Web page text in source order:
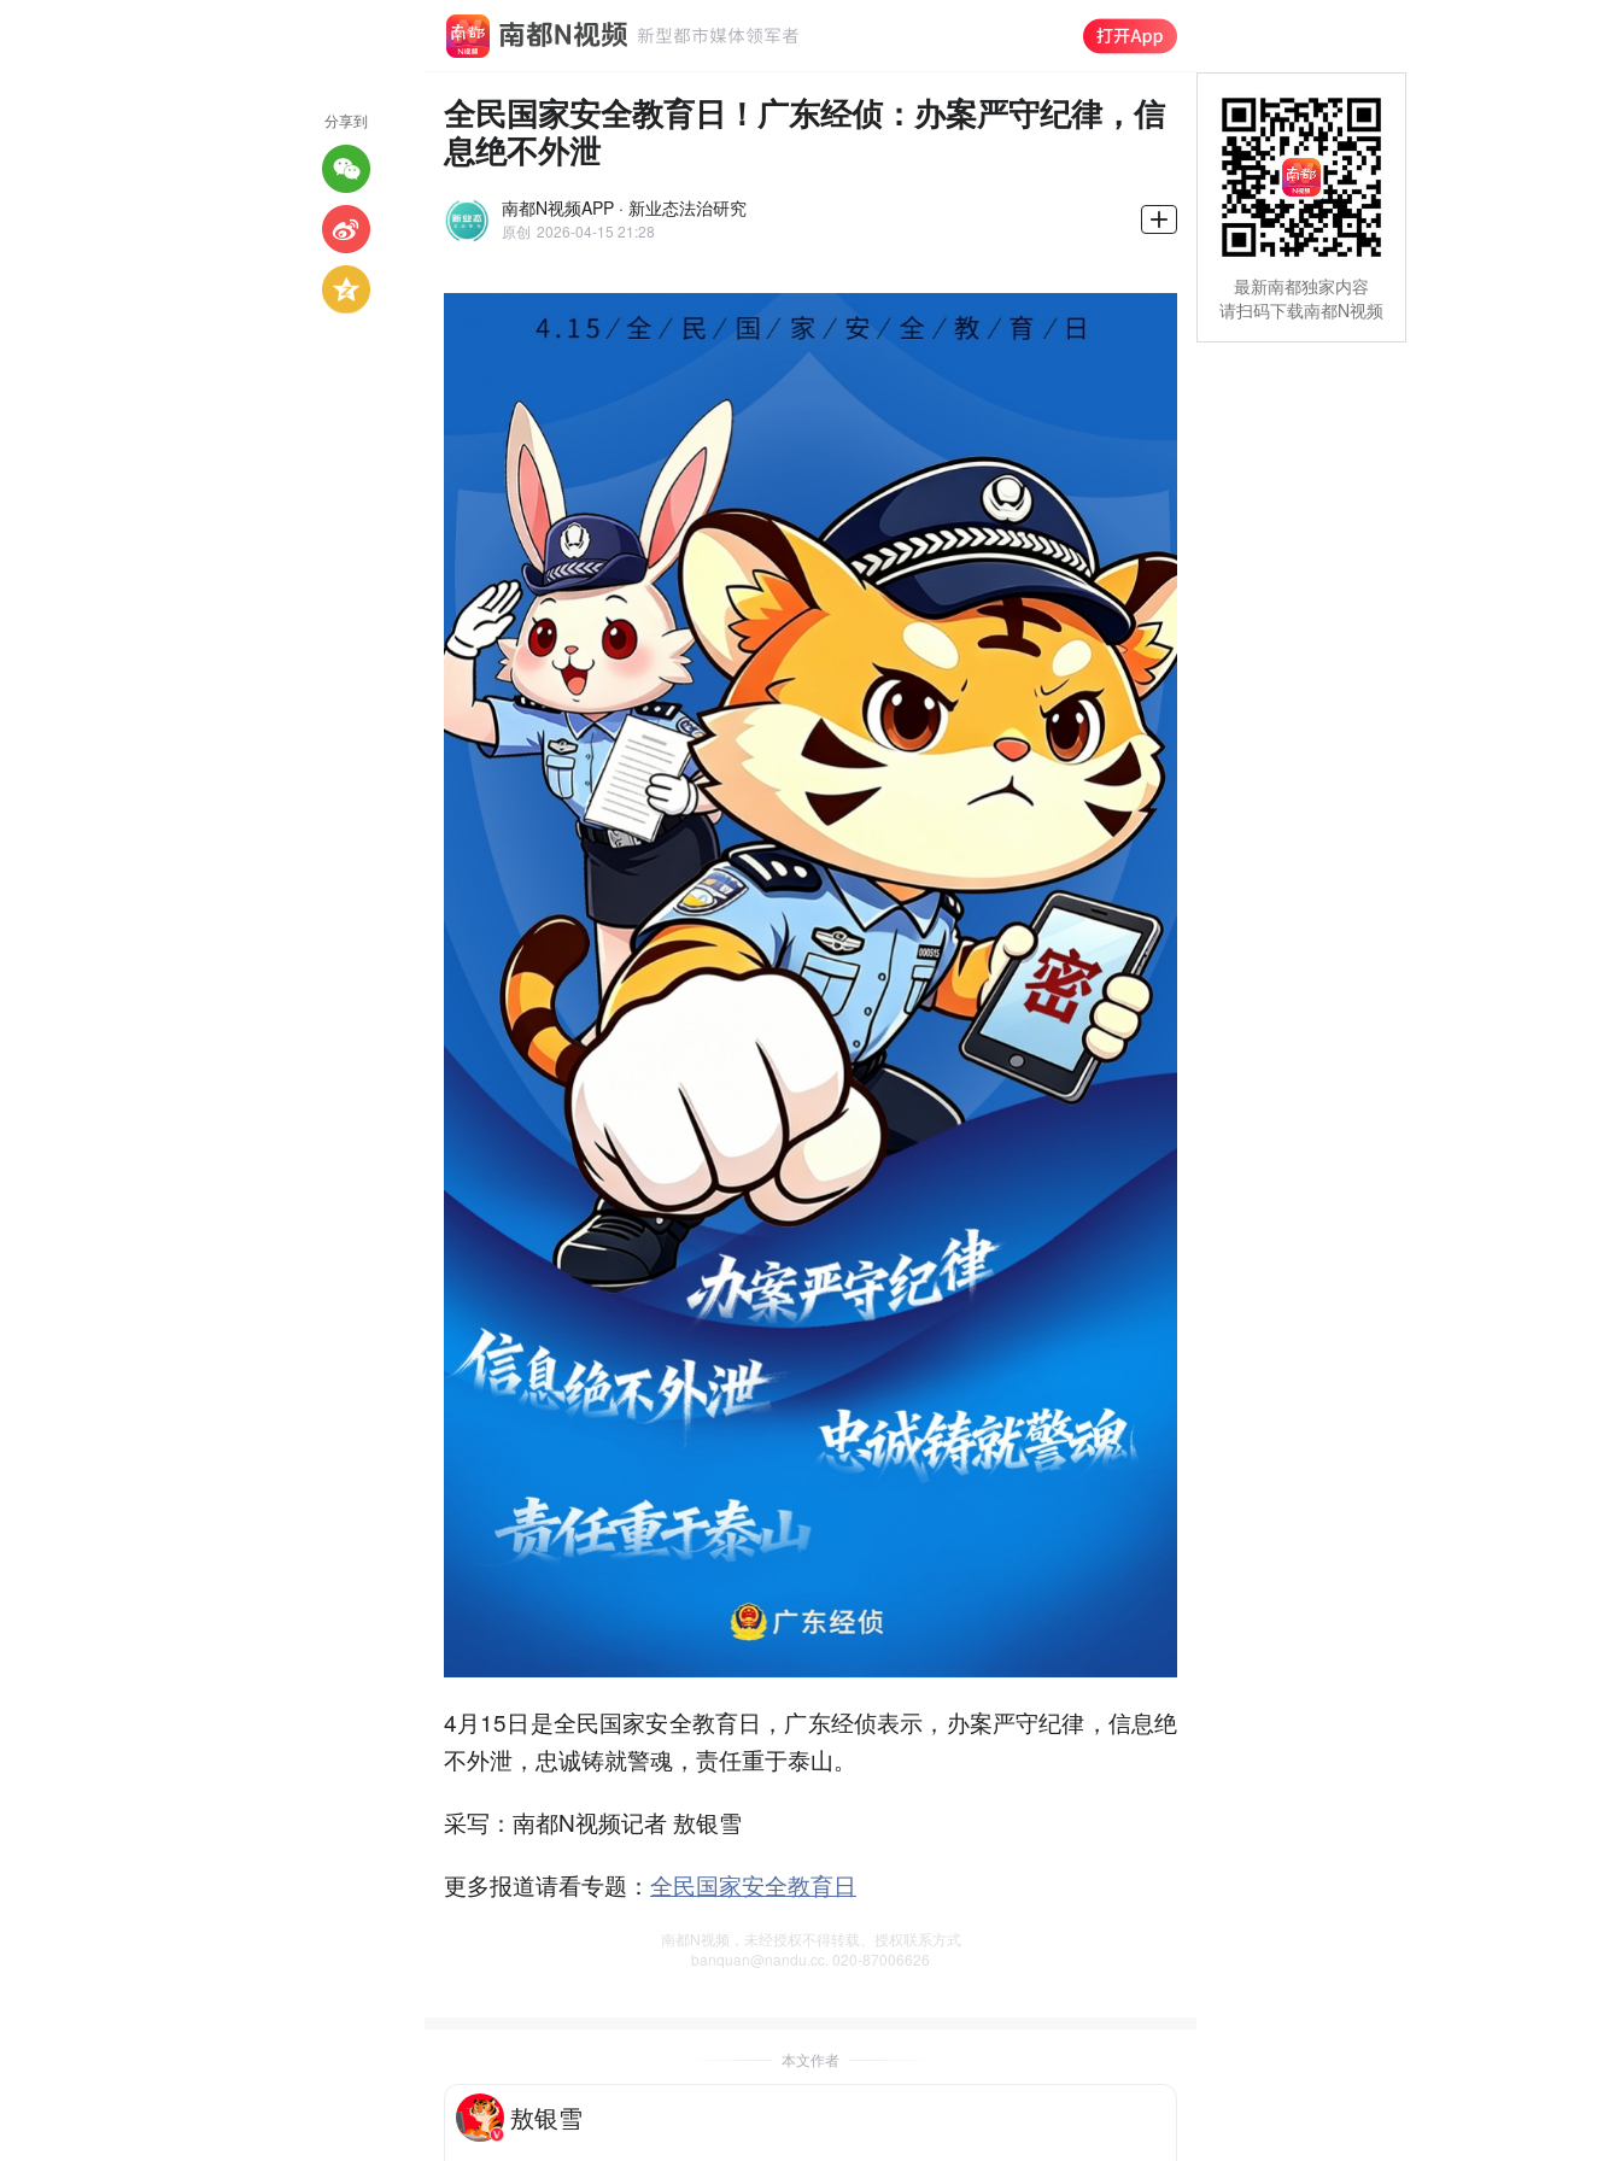
全民国家安全教育日！广东经侦：办案严守纪律，信
息绝不外泄
南都N视频APP · 新业态法治研究
原创 2026-04-15 21:28
4月15日是全民国家安全教育日，广东经侦表示，办案严守纪律，信息绝
不外泄，忠诚铸就警魂，责任重于泰山。
采写：南都N视频记者 敖银雪
更多报道请看专题： 全民国家安全教育日
南都N视频，未经授权不得转载、授权联系方式
banquan@nandu.cc. 020-87006626
本文作者
敖银雪
分享到
最新南都独家内容
请扫码下载南都N视频